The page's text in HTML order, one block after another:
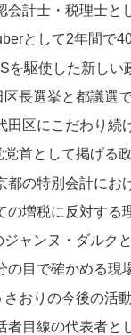
会計士・税理士と
として2年間で
を駆使した新しい
区長選挙と都議選
田区にこだわり続
党首として掲げる
都の特別会計にお
の増税に反対する
ジャンヌ・ダルク
の目で確かめる現
さおりの今後の活
者目線の代表者と